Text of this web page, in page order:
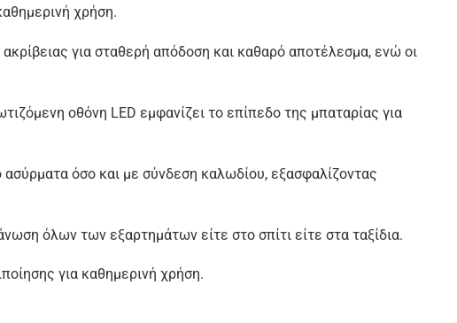
χρήση.
για σταθερή απόδοση και καθαρό αποτέλεσμα, ενώ οι
οθόνη LED εμφανίζει το επίπεδο της μπαταρίας για
όσο και με σύνδεση καλωδίου, εξασφαλίζοντας
όλων των εξαρτημάτων είτε στο σπίτι είτε στα ταξίδια.
για καθημερινή χρήση.